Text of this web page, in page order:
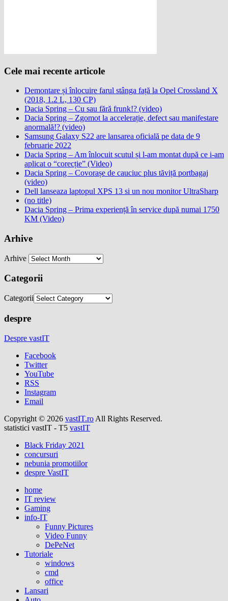
Cele mai recente articole
Demontare și înlocuire farul stânga față la Opel Crossland X
(2018, 1.2 L, 130 CP)
Dacia Spring – Cu sau fără frunk!? (video)
Dacia Spring – Zgomot la accelerație, defect sau manifestare
anormală!? (video)
Samsung Galaxy S22 are lansarea oficială pe data de 9
februarie 2022
Dacia Spring – Am înlocuit scutul și l-am montat după ce i-am
aplicat o “corecție” (Video)
Dacia Spring – Covorașe de cauciuc plus tăviță portbagaj
(video)
Dell lanseaza laptopul XPS 13 si un nou monitor UltraSharp
(no title)
Dacia Spring – Prima experiență în service după numai 1750
KM (Video)
Arhive
Arhive
Categorii
Categorii
despre
Despre vastIT
Facebook
Twitter
YouTube
RSS
Instagram
Email
Copyright © 2026 vastIT.ro All Rights Reserved.
statistici vastIT - T5 vastIT
Black Friday 2021
concursuri
nebunia promotiilor
despre VastIT
home
IT review
Gaming
info-IT
Funny Pictures
Video Funny
DePeNet
Tutoriale
windows
cmd
office
Lansari